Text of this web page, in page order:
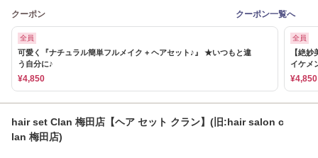
クーポン クーポン一覧へ
全員
可愛く『ナチュラル簡単フルメイク + ヘアセット♪』 ★いつもと違
う自分に♪
¥4,850
全員
【絶
イケメ
¥4,850
hair set Clan 梅田店【ヘア セット クラン】(旧:hair salon c
lan 梅田店)